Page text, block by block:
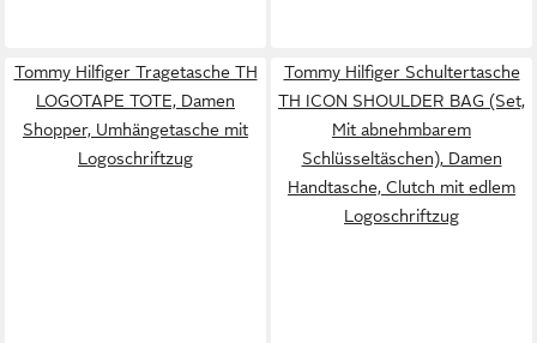
Tommy Hilfiger Tragetasche TH
LOGOTAPE TOTE, Damen
Shopper, Umhängetasche mit
Logoschriftzug
Tommy Hilfiger Schultertasche
TH ICON SHOULDER BAG (Set,
Mit abnehmbarem
Schlüsseltäschen), Damen
Handtasche, Clutch mit edlem
Logoschriftzug